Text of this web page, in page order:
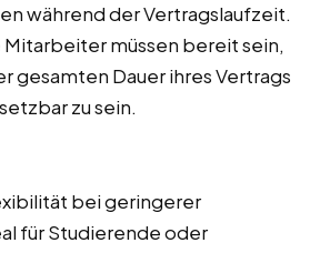
während der Vertragslaufzeit.
müssen bereit sein,
gesamten Dauer ihres Vertrags
zu sein.
bei geringerer
für Studierende oder